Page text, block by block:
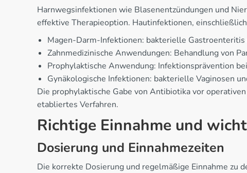
Harnwegsinfektionen wie Blasenentzündungen und
effektive Therapieoption. Hautinfektionen,
Magen-Darm-Infektionen: bakterielle
Zahnmedizinische Anwendungen: Behandlung von
Prophylaktische Anwendung: Infektionsprävention
Gynäkologische Infektionen: bakterielle Vaginosen
Die prophylaktische Gabe von Antibiotika vor
etabliertes Verfahren.
Richtige Einnahme und
Dosierung und Einnahmezeiten
Die korrekte Dosierung und regelmäßige Einnahme zu